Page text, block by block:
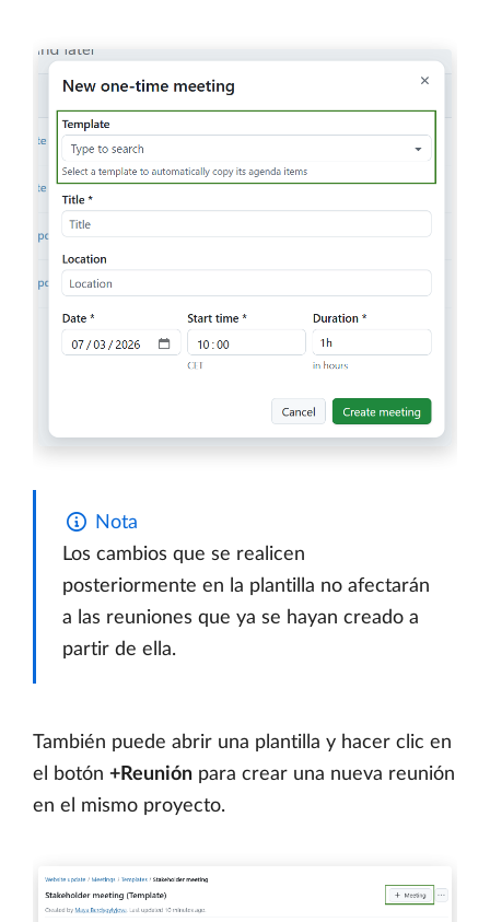
Nota
Los cambios que se realicen
posteriormente en la plantilla no afectarán
a las reuniones que ya se hayan creado a
partir de ella.
También puede abrir una plantilla y hacer clic en
el botón +Reunión para crear una nueva reunión
en el mismo proyecto.